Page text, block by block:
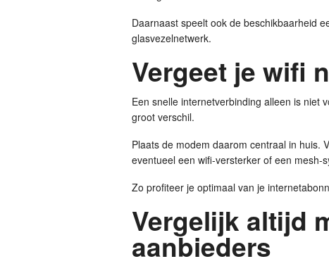
Daarnaast speelt ook de beschikbaarheid
glasvezelnetwerk.
Vergeet je wifi
Een snelle internetverbinding alleen is niet
groot verschil.
Plaats de modem daarom centraal in huis.
eventueel een wifi-versterker of een
Zo profiteer je optimaal van je
Vergelijk altijd
aanbieders